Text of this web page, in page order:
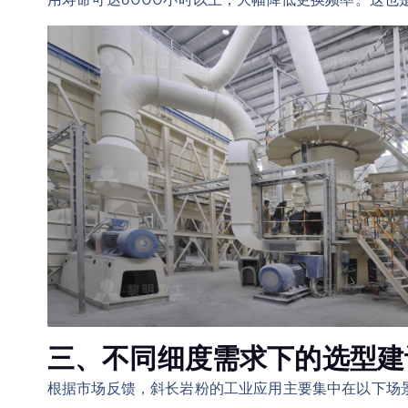
三、不同细度需求下的选型
根据市场反馈，斜长岩粉的工业应用主要集中在以下场